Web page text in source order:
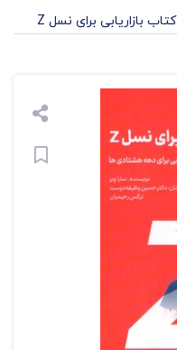
کتاب بازاریابی برای نسل Z